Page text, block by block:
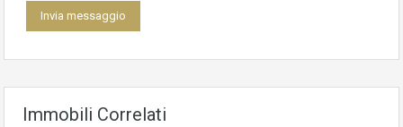
Immobili Correlati